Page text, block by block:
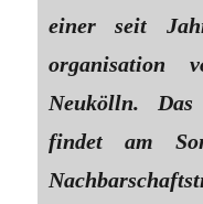
einer seit
organisation
Neukölln.
findet am